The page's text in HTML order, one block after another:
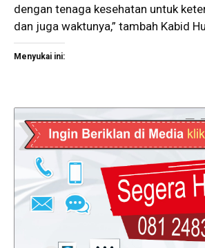
dengan tenaga kesehatan untuk
dan juga waktunya,” tambah Kabid
Menyukai ini: